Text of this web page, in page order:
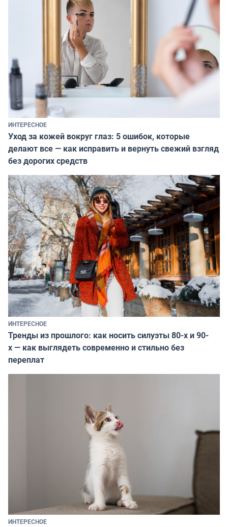
ИНТЕРЕСНОЕ
Уход за кожей вокруг глаз: 5 ошибок, которые
делают все — как исправить и вернуть свежий взгляд
без дорогих средств
ИНТЕРЕСНОЕ
Тренды из прошлого: как носить силуэты 80-х и 90-
х — как выглядеть современно и стильно без
переплат
ИНТЕРЕСНОЕ